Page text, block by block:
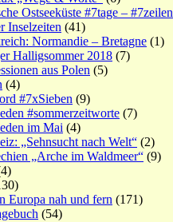
Ostseeküste #7tage – #7zeilen
Inselzeiten (41)
Normandie – Bretagne (1)
Halligsommer 2018 (7)
aus Polen (5)
(4)
#7xSieben (9)
#sommerzeitworte (7)
im Mai (4)
„Sehnsucht nach Welt“ (2)
„Arche im Waldmeer“ (9)
Europa nah und fern (171)
(54)